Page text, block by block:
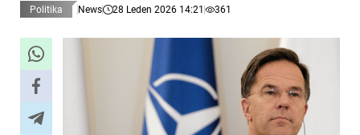
Politika News 28 Leden 2026 14:21 361